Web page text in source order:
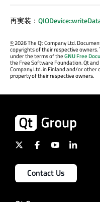
再実装：
©2026 The Qt Company Ltd.
copyrights of their respective
under the terms of theGNU Free
the Free Software Foundation. Qt
Company Ltd. in Finland and/or
property of their respective owners.
Contact Us